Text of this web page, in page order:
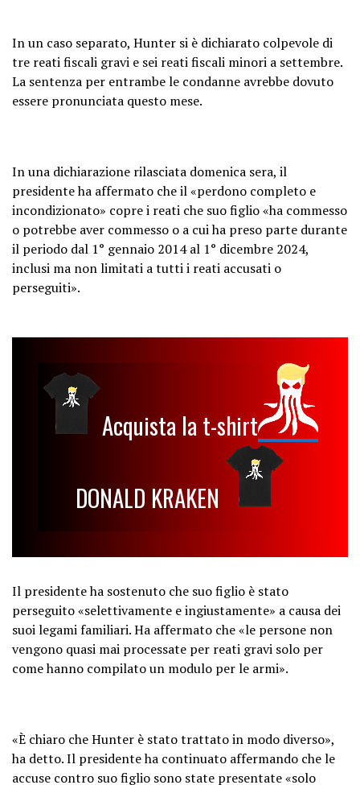
In un caso separato, Hunter si è dichiarato colpevole di
tre reati fiscali gravi e sei reati fiscali minori a settembre.
La sentenza per entrambe le condanne avrebbe dovuto
essere pronunciata questo mese.
In una dichiarazione rilasciata domenica sera, il
presidente ha affermato che il «perdono completo e
incondizionato» copre i reati che suo figlio «ha commesso
o potrebbe aver commesso o a cui ha preso parte durante
il periodo dal 1° gennaio 2014 al 1° dicembre 2024,
inclusi ma non limitati a tutti i reati accusati o
perseguiti».
Acquista la t-shirt
DONALD KRAKEN
Il presidente ha sostenuto che suo figlio è stato
perseguito «selettivamente e ingiustamente» a causa dei
suoi legami familiari. Ha affermato che «le persone non
vengono quasi mai processate per reati gravi solo per
come hanno compilato un modulo per le armi».
«È chiaro che Hunter è stato trattato in modo diverso»,
ha detto. Il presidente ha continuato affermando che le
accuse contro suo figlio sono state presentate «solo